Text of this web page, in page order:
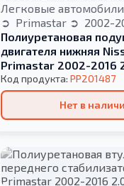
Легковые автомобили
Primastar
2002-
Полиуретановая
двигателя нижняя
Primastar 2002-2016
МАЛЕНЬКИЙ
Код продукта:PP201487
Нет в